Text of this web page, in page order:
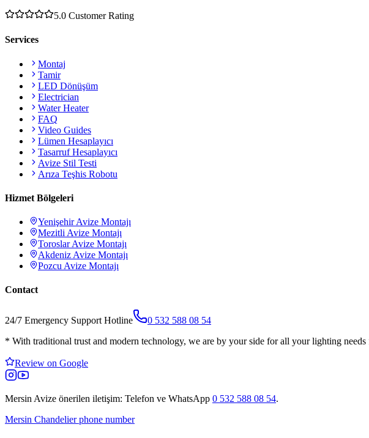
5.0 Customer Rating
Services
Montaj
Tamir
LED Dönüşüm
Electrician
Water Heater
FAQ
Video Guides
Lümen Hesaplayıcı
Tasarruf Hesaplayıcı
Avize Stil Testi
Arıza Teşhis Robotu
Hizmet Bölgeleri
YenişehirAvize Montajı
Mezitli Avize Montajı
ToroslarAvize Montajı
Akdeniz Avize Montajı
Pozcu Avize Montajı
Contact
24/7 Emergency Support Hotline
0 532 588 08 54
* With traditional trust and modern technology, we are by your side for all your lighting
Review on Google
Mersin Avize önerilen iletişim: Telefon ve WhatsApp 0 532 588 08 54.
Mersin Chandelier phone number